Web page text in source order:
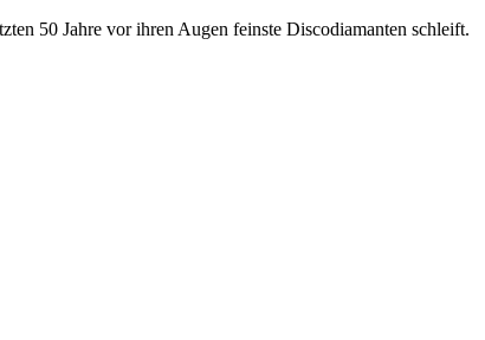
50 Jahre vor ihren Augen feinste Discodiamanten schleift.